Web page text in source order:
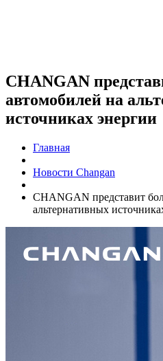
CHANGAN
автомобилей на
источниках энергии
Главная
Новости Changan
CHANGAN представит
альтернативных